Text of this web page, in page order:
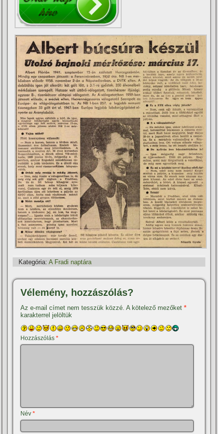
Kategória: A Fradi naptára
Vélemény, hozzászólás?
Az e-mail címet nem tesszük közzé. A kötelező mezőket*
karakterrel jelöltük
Hozzászólás*
Név*